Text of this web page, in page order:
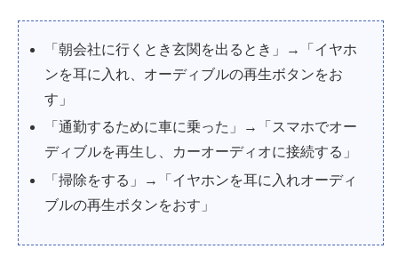
「朝会社に行くとき玄関を出るとき」→「イヤホ
ンを耳に入れ、オーディブルの再生ボタンをお
す」
「通勤するために車に乗った」→「スマホでオー
ディブルを再生し、カーオーディオに接続する」
「掃除をする」→「イヤホンを耳に入れオーディ
ブルの再生ボタンをおす」